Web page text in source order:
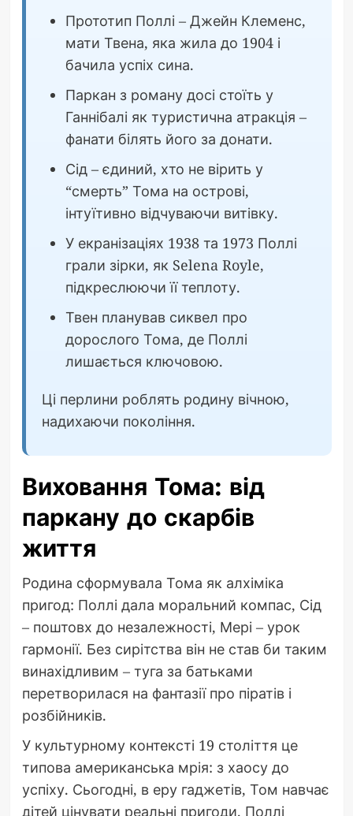
Прототип Поллі – Джейн Клеменс,
мати Твена, яка жила до 1904 і
бачила успіх сина.
Паркан з роману досі стоїть у
Ганнібалі як туристична атракція –
фанати білять його за донати.
Сід – єдиний, хто не вірить у
“смерть” Тома на острові,
інтуїтивно відчуваючи витівку.
У екранізаціях 1938 та 1973 Поллі
грали зірки, як Selena Royle,
підкреслюючи її теплоту.
Твен планував сиквел про
дорослого Тома, де Поллі
лишається ключовою.
Ці перлини роблять родину вічною,
надихаючи покоління.
Виховання Тома: від
паркану до скарбів
життя
Родина сформувала Тома як алхіміка
пригод: Поллі дала моральний компас, Сід
– поштовх до незалежності, Мері – урок
гармонії. Без сирітства він не став би таким
винахідливим – туга за батьками
перетворилася на фантазії про піратів і
розбійників.
У культурному контексті 19 століття це
типова американська мрія: з хаосу до
успіху. Сьогодні, в еру гаджетів, Том навчає
дітей цінувати реальні пригоди. Поллі